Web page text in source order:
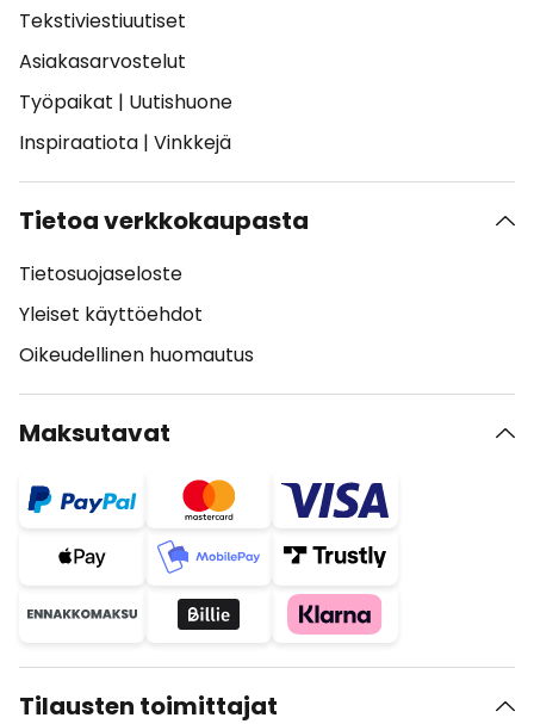
Tekstiviestiuutiset
Asiakasarvostelut
Työpaikat | Uutishuone
Inspiraatiota | Vinkkejä
Tietoa verkkokaupasta
Tietosuojaseloste
Yleiset käyttöehdot
Oikeudellinen huomautus
Maksutavat
Tilausten toimittajat